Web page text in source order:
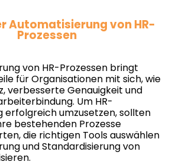
Automatisierung von HR-
Prozessen
von HR-Prozessen bringt
für Organisationen mit sich, wie
verbesserte Genauigkeit und
Um HR-
erfolgreich umzusetzen, sollten
bestehenden Prozesse
die richtigen Tools auswählen
und Standardisierung von